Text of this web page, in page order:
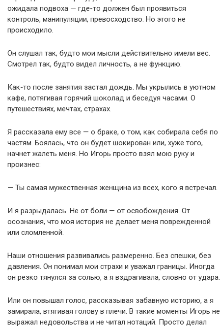
ожидала подвоха — где-то должен был проявиться
контроль, манипуляции, превосходство. Но этого не
происходило.
Он слушал так, будто мои мысли действительно имели вес.
Смотрел так, будто видел личность, а не функцию.
Как-то после занятия застал дождь. Мы укрылись в уютном
кафе, потягивая горячий шоколад и беседуя часами. О
путешествиях, мечтах, страхах.
Я рассказала ему все — о браке, о том, как собирала себя по
частям. Боялась, что он будет шокирован или, хуже того,
начнет жалеть меня. Но Игорь просто взял мою руку и
произнес:
— Ты самая мужественная женщина из всех, кого я встречал.
И я разрыдалась. Не от боли — от освобождения. От
осознания, что моя история не делает меня поврежденной
или сломленной.
Наши отношения развивались размеренно. Без спешки, без
давления. Он понимал мои страхи и уважал границы. Иногда
он резко тянулся за солью, а я вздрагивала, словно от удара.
Или он повышал голос, рассказывая забавную историю, а я
замирала, втягивая голову в плечи. В такие моменты Игорь не
выражал недовольства и не читал нотаций. Просто делал